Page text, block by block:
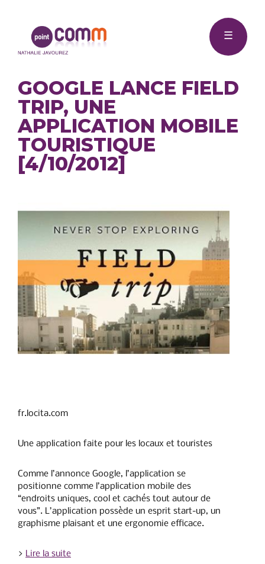
Point
☰
GOOGLE LANCE FIELD
TRIP, UNE
APPLICATION MOBILE
TOURISTIQUE
[4/10/2012]
fr.locita.com
Une application faite pour les locaux et touristes
Comme l’annonce Google, l’application se
positionne comme l’application mobile des
“endroits uniques, cool et cachés tout autour de
vous”. L’application possède un esprit start-up, un
graphisme plaisant et une ergonomie efficace.
> Lire la suite